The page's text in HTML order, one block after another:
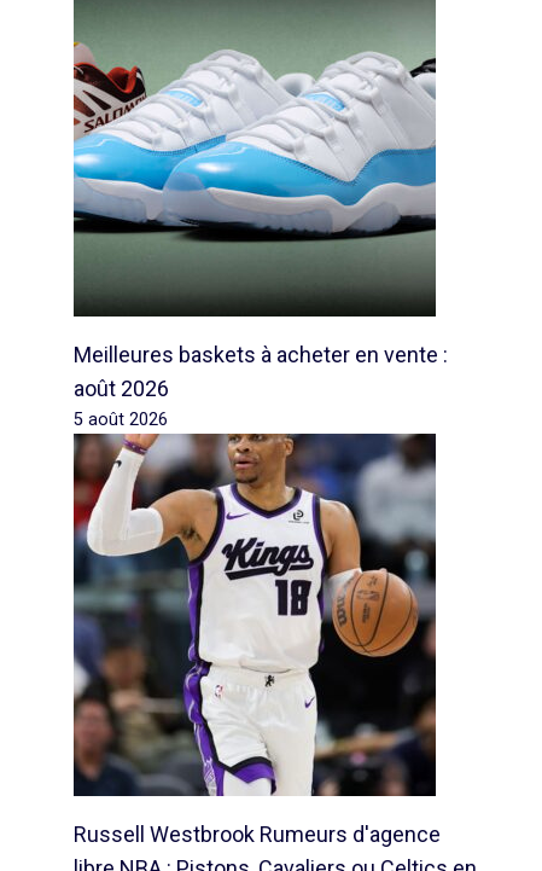
Meilleures baskets à acheter en vente :
août 2026
5 août 2026
Russell Westbrook Rumeurs d'agence